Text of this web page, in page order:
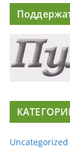
Uncategorized